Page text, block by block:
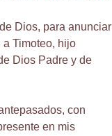
Dios, para anunciar
a Timoteo, hijo
Dios Padre y de
con
en mis